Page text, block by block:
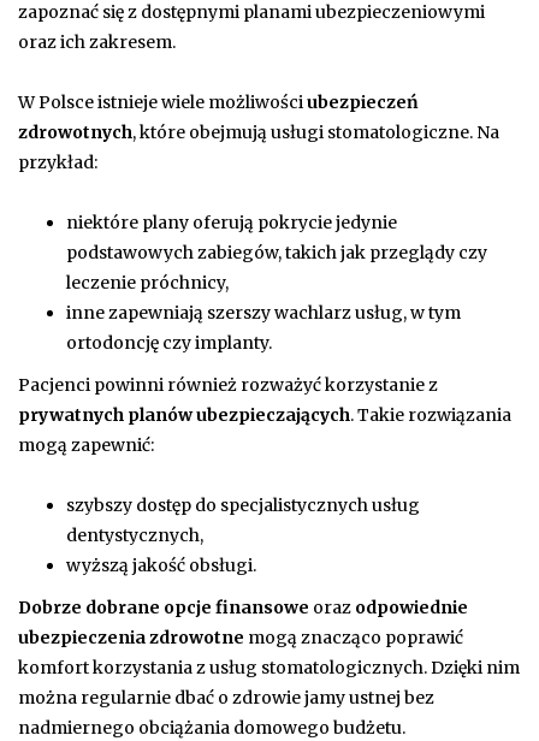
zapoznać się z dostępnymi planami ubezpieczeniowymi
oraz ich zakresem.
W Polsce istnieje wiele możliwościubezpieczeń
zdrowotnych, które obejmują usługi stomatologiczne. Na
przykład:
niektóre plany oferują pokrycie jedynie
podstawowych zabiegów, takich jak przeglądy czy
leczenie próchnicy,
inne zapewniają szerszy wachlarz usług, w tym
ortodoncję czy implanty.
Pacjenci powinni również rozważyć korzystanie z
prywatnych planów ubezpieczających. Takie rozwiązania
mogą zapewnić:
szybszy dostęp do specjalistycznych usług
dentystycznych,
wyższą jakość obsługi.
Dobrze dobrane opcje finansowe oraz odpowiednie
ubezpieczenia zdrowotne mogą znacząco poprawić
komfort korzystania z usług stomatologicznych. Dzięki nim
można regularnie dbać o zdrowie jamy ustnej bez
nadmiernego obciążania domowego budżetu.